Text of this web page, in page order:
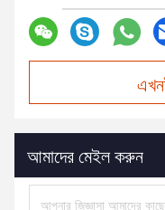
আমাদের মেইল করুন